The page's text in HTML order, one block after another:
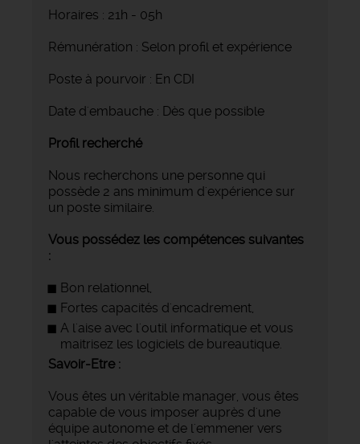
Horaires : 21h - 05h
Rémunération : Selon profil et expérience
Poste à pourvoir : En CDI
Date d'embauche : Dès que possible
Profil recherché
Nous recherchons une personne qui
possède 2 ans minimum d'expérience sur
un poste similaire.
Vous possédez les compétences suivantes
:
Bon relationnel,
Fortes capacités d'encadrement,
A l'aise avec l'outil informatique et vous
maitrisez les logiciels de bureautique.
Savoir-Etre :
Vous êtes un véritable manager, vous êtes
capable de vous imposer auprès d'une
équipe autonome et de l'emmener vers